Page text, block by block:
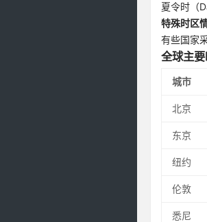
夏令时（
特殊时区
有些国家
全球主
城市
北京
东京
纽约
伦敦
悉尼